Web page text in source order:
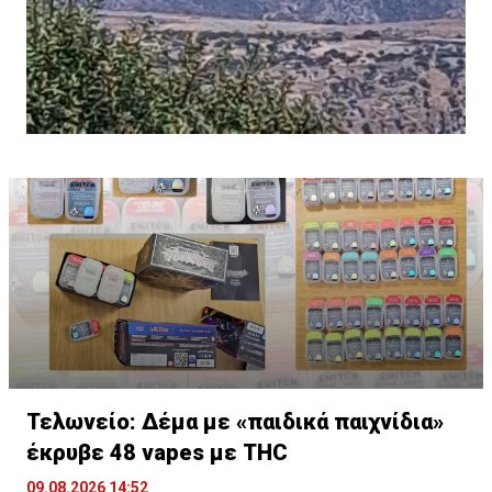
Τελωνείο: Δέμα με «παιδικά παιχνίδια»
έκρυβε 48 vapes με THC
09.08.2026 14:52